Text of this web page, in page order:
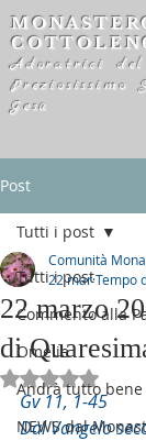
Adoratrici del
Preziosissimo
Gesù
Post
Tutti i post
Commento alla
Omelie
Andrà tutto bene
NEWS dal
Tutti i post
22 marzo
di
Comunità
22 marTempo
Valutazione
Gv 11, 1-45
Dal Vangelo